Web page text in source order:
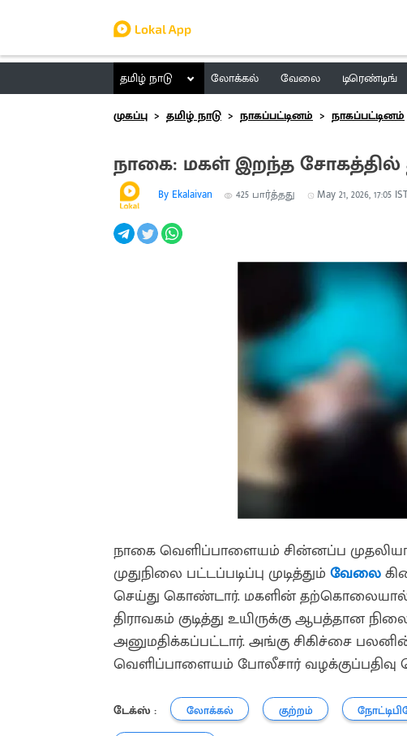
தமிழ் நாடு லோக்கல் வேலை டிரெண்டிங்
முகப்பு
தமிழ் நாடு நாகப்பட்டினம் நாகப்பட்டினம்
நாகை: மகள் இறந்த
By Ekalaivan 425 பார்த்தது May 21, 2026, 17:05
நாகை வெளிப்பாளையம் சின்னப்ப
முதுநிலை பட்டப்படிப்பு முடித்தும்வேலை
செய்து கொண்டார். மகளின் தற்கொலையால்
திராவகம் குடித்து உயிருக்கு ஆபத்தான
அனுமதிக்கப்பட்டார். அங்கு சிகிச்சை
வெளிப்பாளையம் போலீசார்
டேக்ஸ் : லோக்கல் குற்றம்